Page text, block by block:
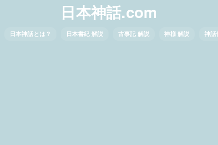
日本神話.com
日本神話とは？ 日本書紀 解説 古事記 解説 神様 解説 神話